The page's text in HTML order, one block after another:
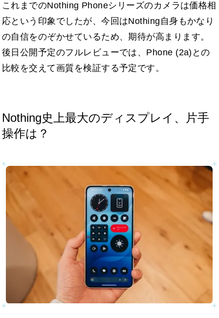
これまでのNothing Phoneシリーズのカメラは価格相
応という印象でしたが、今回はNothing自身もかなり
の自信をのぞかせているため、期待が高まります。
後日公開予定のフルレビューでは、Phone (2a)との
比較を交えて画質を検証する予定です。
Nothing史上最大のディスプレイ、片手
操作は？